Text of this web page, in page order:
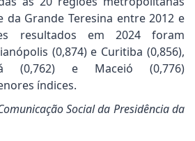
da Grande Teresina entre 2012 e
resultados em 2024 foram
(0,874) e Curitiba (0,856),
(0,762) e Maceió (0,776)
índices.
Social da Presidência da